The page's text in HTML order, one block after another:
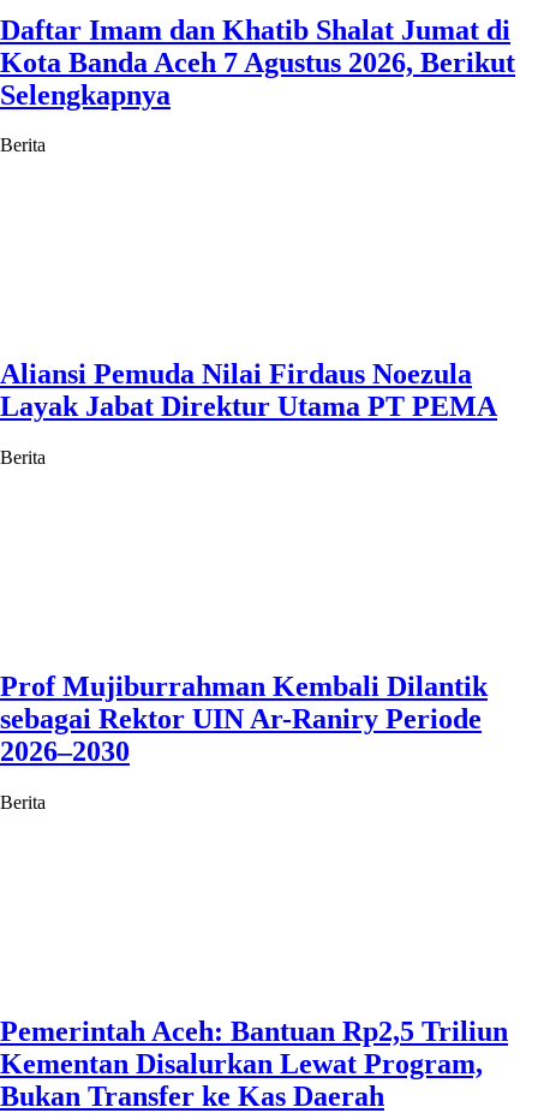
Daftar Imam dan Khatib Shalat Jumat di
Kota Banda Aceh 7 Agustus 2026, Berikut
Selengkapnya
Berita
Aliansi Pemuda Nilai Firdaus Noezula
Layak Jabat Direktur Utama PT PEMA
Berita
Prof Mujiburrahman Kembali Dilantik
sebagai Rektor UIN Ar-Raniry Periode
2026–2030
Berita
Pemerintah Aceh: Bantuan Rp2,5 Triliun
Kementan Disalurkan Lewat Program,
Bukan Transfer ke Kas Daerah